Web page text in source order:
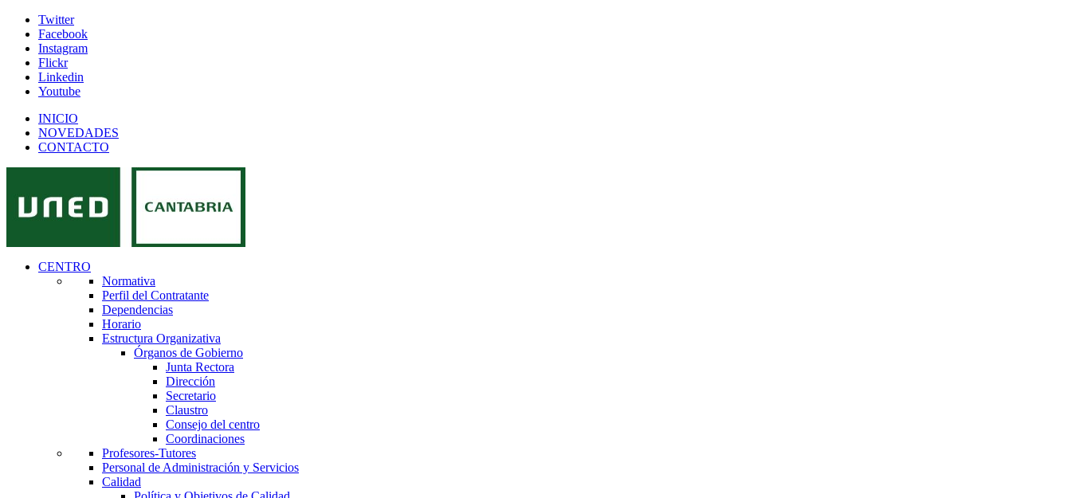
Twitter
Facebook
Instagram
Flickr
Linkedin
Youtube
INICIO
NOVEDADES
CONTACTO
CENTRO
Normativa
Perfil del Contratante
Dependencias
Horario
Estructura Organizativa
Órganos de Gobierno
Junta Rectora
Dirección
Secretario
Claustro
Consejo del centro
Coordinaciones
Profesores-Tutores
Personal de Administración y Servicios
Calidad